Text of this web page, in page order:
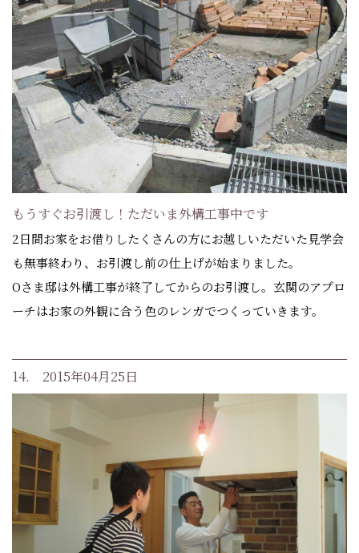
もうすぐお引渡し！ただいま外構工事中です
2日間お家をお借りしたくさんの方にお越しいただいた見学会
も無事終わり、お引渡し前の仕上げが始まりました。
Oさま邸は外構工事が終了してからのお引渡し。玄関のアプロ
ーチはお家の外観に合う色のレンガでつくっていきます。
14. 2015年04月25日